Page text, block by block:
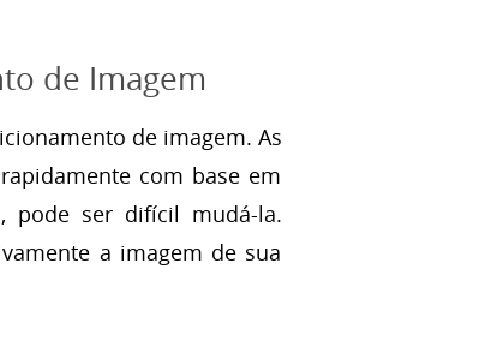
de Imagem
de imagem. As
com base em
pode ser difícil mudá-la.
a imagem de sua